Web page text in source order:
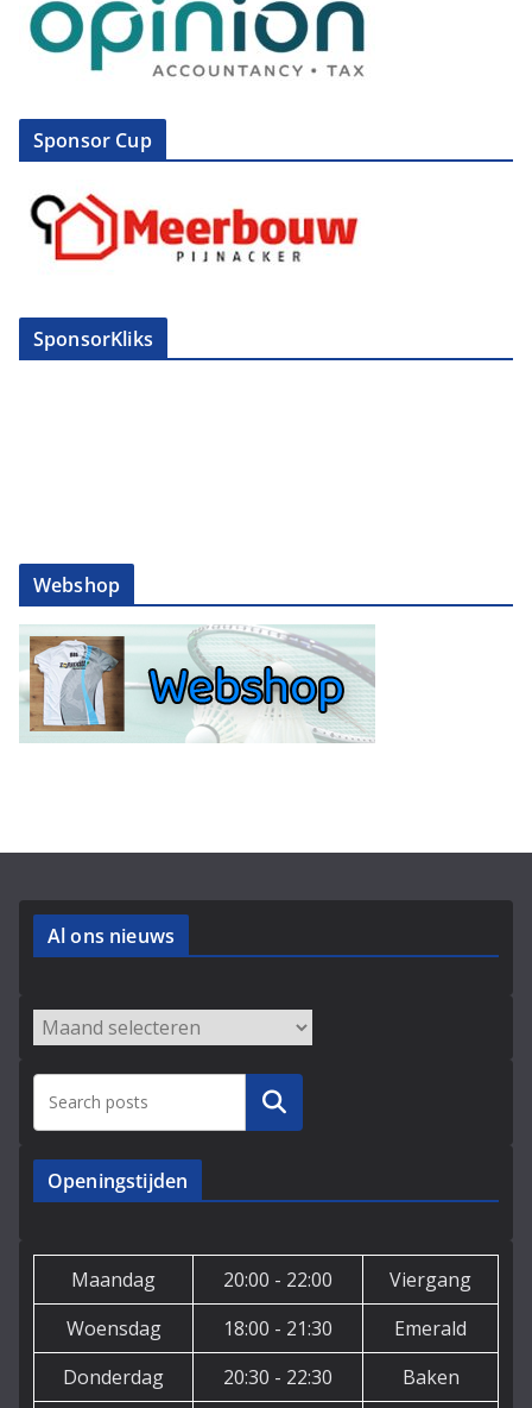
Sponsor Cup
SponsorKliks
Webshop
Al ons nieuws
Archieven
Zoeken
Openingstijden
Maandag 20:00 - 22:00
Viergang
Woensdag
18:00 - 21:30
Emerald
Donderdag
20:30 - 22:30 Baken